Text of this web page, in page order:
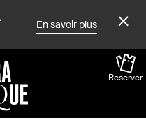
En savoir plus
Réserver